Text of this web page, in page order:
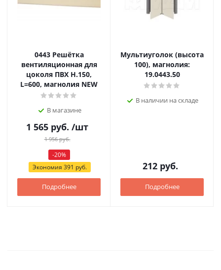
0443 Решётка
вентиляционная для
цоколя ПВХ H.150,
L=600, магнолия NEW
В магазине
1 565 руб. /шт
1 956руб.
-20%
Экономия 391 руб.
Подробнее
Мультиуголок (высота
100), магнолия:
19.0443.50
В наличии на складе
212 руб.
Подробнее